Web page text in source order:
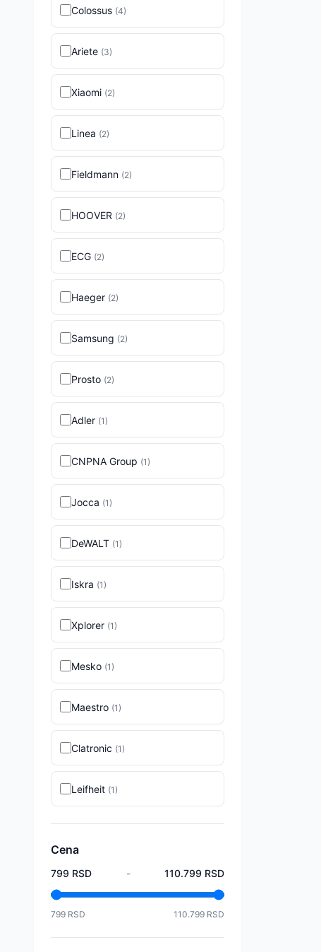
Colossus (4)
Ariete (3)
Xiaomi (2)
Linea (2)
Fieldmann (2)
HOOVER (2)
ECG (2)
Haeger (2)
Samsung (2)
Prosto (2)
Adler (1)
CNPNA Group (1)
Jocca (1)
DeWALT (1)
Iskra (1)
Xplorer (1)
Mesko (1)
Maestro (1)
Clatronic (1)
Leifheit (1)
Cena
799 RSD - 110.799 RSD
799 RSD 110.799 RSD